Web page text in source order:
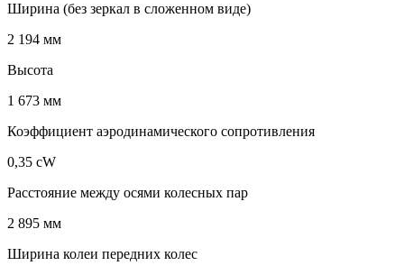
Ширина (без зеркал в сложенном виде)
2 194 мм
Высота
1 673 мм
Коэффициент аэродинамического сопротивления
0,35 cW
Расстояние между осями колесных пар
2 895 мм
Ширина колеи передних колес